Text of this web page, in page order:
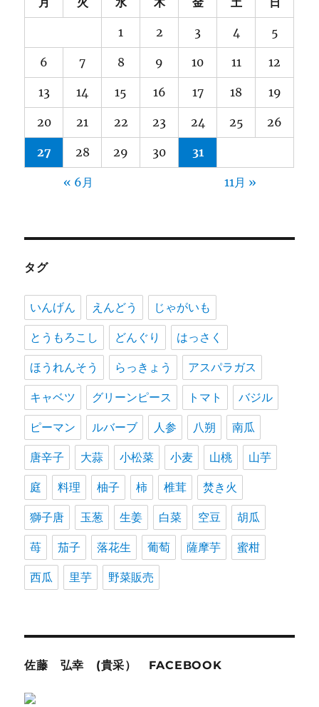
1 2 3 4 5
6 7 8 9 10 11 12
13 14 15 16 17 18 19
20 21 22 23 24 25 26
27 28 29 30 31
« 6月 11月 »
タグ
いんげん えんどう じゃがいも
とうもろこし どんぐり はっさく
ほうれんそう らっきょう アスパラガス
キャベツ グリーンピース トマト バジル
ピーマン ルバーブ 人参 八朔 南瓜
唐辛子 大蒜 小松菜 小麦 山桃 山芋
庭 料理 柚子 柿 椎茸 焚き火
獅子唐 玉葱 生姜 白菜 空豆 胡瓜
苺 茄子 落花生 葡萄 薩摩芋 蜜柑
西瓜 里芋 野菜販売
佐藤 弘幸 (貴采） FACEBOOK